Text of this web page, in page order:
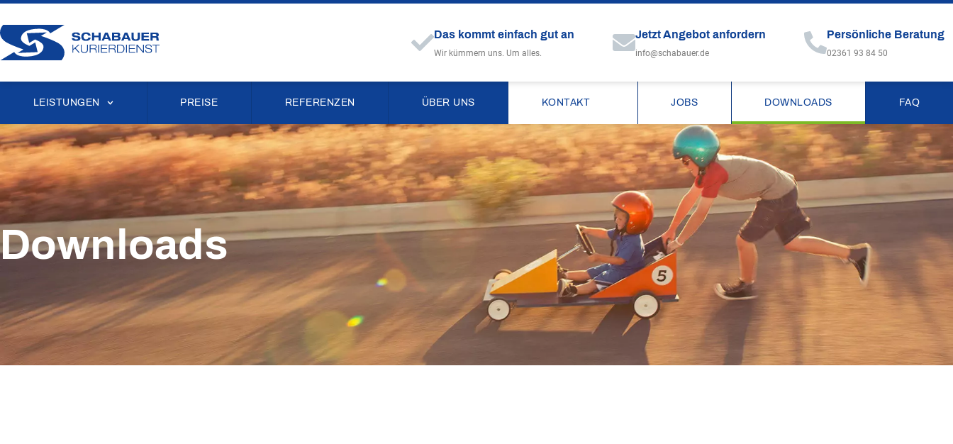
Das kommt einfach gut an
Wir kümmern uns. Um alles.
Jetzt Angebot anfordern
info@schabauer.de
Persönliche Beratung
02361 93 84 50
LEISTUNGEN PREISE REFERENZEN ÜBER UNS KONTAKT JOBS DOWNLOADS FAQ
Downloads